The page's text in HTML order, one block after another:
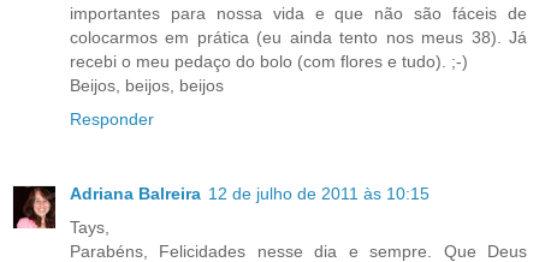
importantes para nossa vida e que não são fáceis de
colocarmos em prática (eu ainda tento nos meus 38). Já
recebi o meu pedaço do bolo (com flores e tudo). ;-)
Beijos, beijos, beijos
Responder
Adriana Balreira 12 de julho de 2011 às 10:15
Tays,
Parabéns, Felicidades nesse dia e sempre. Que Deus